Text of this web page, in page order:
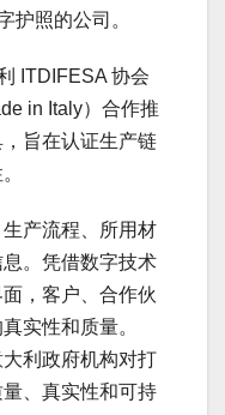
护照的公司。
ITDIFESA 协会
in Italy）合作推
旨在认证生产链
产流程、所用材
。凭借数字技术
，客户、合作伙
实性和质量。
利政府机构对打
、真实性和可持